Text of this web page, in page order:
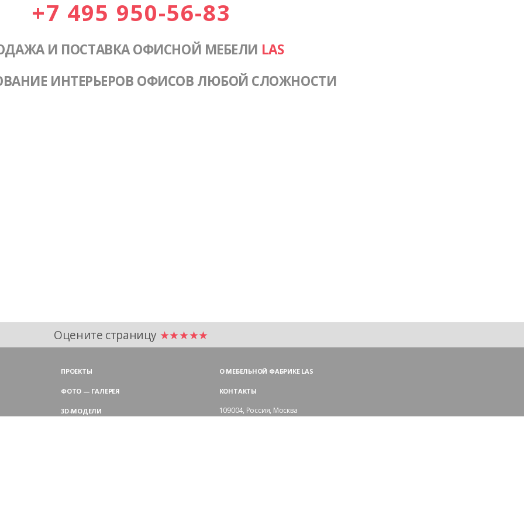
+7 495 950-56-83
И ПОСТАВКА ОФИСНОЙ МЕБЕЛИ LAS
ИНТЕРЬЕРОВ ОФИСОВ ЛЮБОЙ СЛОЖНОСТИ
Оцените страницу ★★★★★
ПРОЕКТЫ
ФОТО — ГАЛЕРЕЯ
3D-МОДЕЛИ
О МЕБЕЛЬНОЙ ФАБРИКЕ LAS
КОНТАКТЫ
109004, Россия, Москва